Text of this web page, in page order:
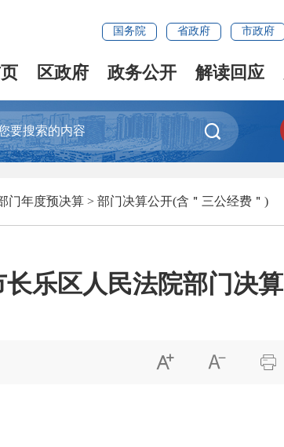
国务院 省政府 市政府
区政府 政务公开 解读回应

门年度预决算 > 部门决算公开(含＂三公经费＂)
长乐区人民法院部门决算
  